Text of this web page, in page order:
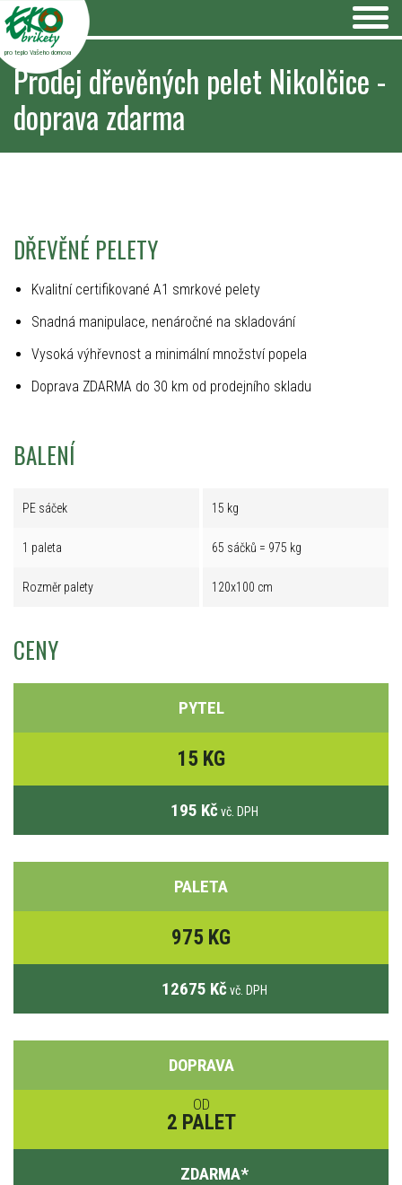
pro teplo Vašeho domova
Prodej dřevěných pelet Nikolčice -
doprava zdarma
DŘEVĚNÉ PELETY
Kvalitní certifikované A1 smrkové pelety
Snadná manipulace, nenáročné na skladování
Vysoká výhřevnost a minimální množství popela
Doprava ZDARMA do 30 km od prodejního skladu
BALENÍ
PE sáček 15 kg
1 paleta 65 sáčků = 975 kg
Rozměr palety 120x100 cm
CENY
PYTEL
15 KG
195 Kč vč. DPH
PALETA
975 KG
12675 Kč vč. DPH
DOPRAVA
OD
2 PALET
ZDARMA*